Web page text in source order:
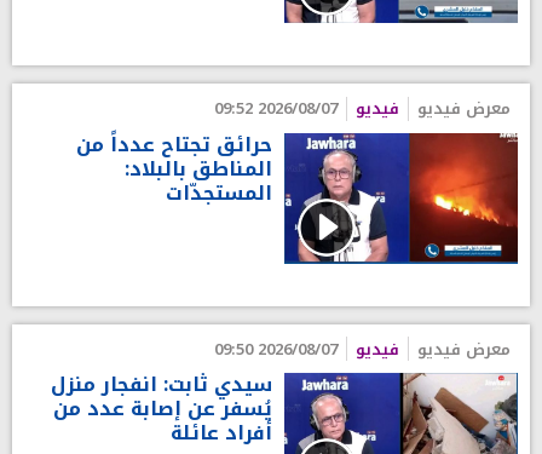
معرض فيديو فيديو 2026/08/07 09:52
حرائق تجتاح عدداً من
المناطق بالبلاد:
المستجدّات
معرض فيديو فيديو 2026/08/07 09:50
سيدي ثابت: انفجار منزل
يُسفر عن إصابة عدد من
أفراد عائلة